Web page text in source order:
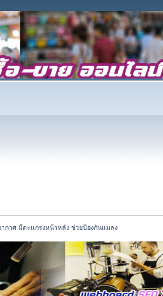
าศ มีตะแกรงหน้าหลัง ช่วยป้องกันแมลง